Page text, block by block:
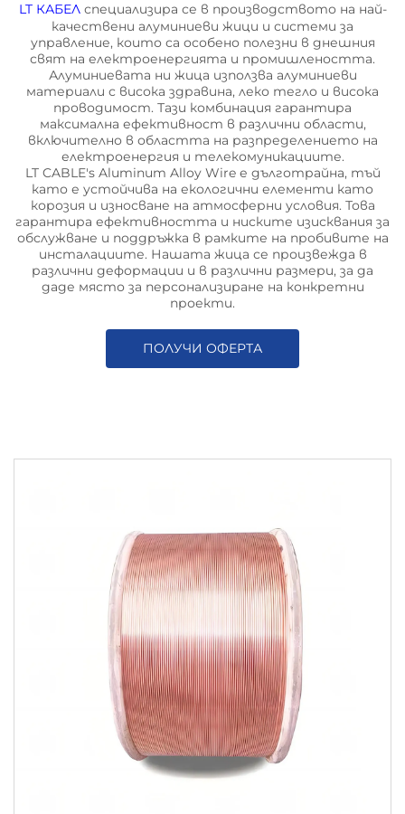
LT КАБЕЛ специализира се в производството на най-
качествени алуминиеви жици и системи за
управление, които са особено полезни в днешния
свят на електроенергията и промишлеността.
Алуминиевата ни жица използва алуминиеви
материали с висока здравина, леко тегло и висока
проводимост. Тази комбинация гарантира
максимална ефективност в различни области,
включително в областта на разпределението на
електроенергия и телекомуникациите.
LT CABLE's Aluminum Alloy Wire е дълготрайна, тъй
като е устойчива на екологични елементи като
корозия и износване на атмосферни условия. Това
гарантира ефективността и ниските изисквания за
обслужване и поддръжка в рамките на пробивите на
инсталациите. Нашата жица се произвежда в
различни деформации и в различни размери, за да
даде място за персонализиране на конкретни
проекти.
ПОЛУЧИ ОФЕРТА